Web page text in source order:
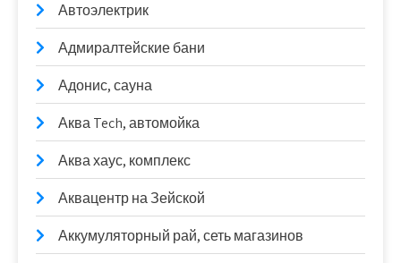
Автоэлектрик
Адмиралтейские бани
Адонис, сауна
Аква Tech, автомойка
Аква хаус, комплекс
Аквацентр на Зейской
Аккумуляторный рай, сеть магазинов